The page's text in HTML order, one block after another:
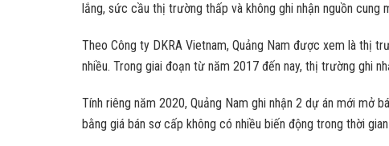
lắng, sức cầu thị trường thấp và không ghi nhận nguồn
Theo Công ty DKRA Vietnam, Quảng Nam được xem là thị
nhiều. Trong giai đoạn từ năm 2017 đến nay, thị trường ghi
Tính riêng năm 2020, Quảng Nam ghi nhận 2 dự án mới mở
bằng giá bán sơ cấp không có nhiều biến động trong thời gian